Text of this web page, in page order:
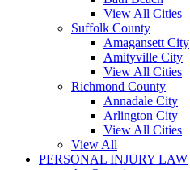
View All Cities
Suffolk County
Amagansett City
Amityville City
View All Cities
Richmond County
Annadale City
Arlington City
View All Cities
View All
PERSONAL INJURY LAW